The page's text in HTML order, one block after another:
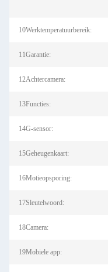
10Werktemperatuurbereik:
11Garantie:
12Achtercamera:
13Functies:
14G-sensor:
15Geheugenkaart:
16Motieopsporing:
17Sleutelwoord:
18Camera:
19Mobiele app: